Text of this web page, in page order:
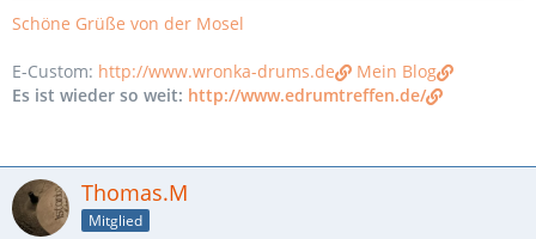
Schöne Grüße von der Mosel
E-Custom: http://www.wronka-drums.de
Mein Blog
Es ist wieder so weit: http://www.edrumtreffen.de/
Thomas.M
Mitglied